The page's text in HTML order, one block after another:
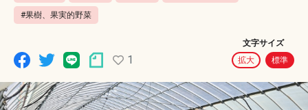
#果樹、果実的野菜
1
文字サイズ
拡大
標準